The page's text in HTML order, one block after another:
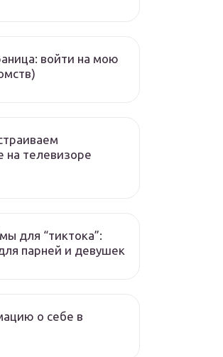
войти на мою
на телевизоре
для “тиктока”:
парней и девушек
о себе в